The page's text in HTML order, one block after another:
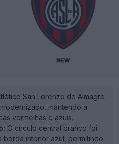
San Lorenzo de Almagro
mantendo a
vermelhas e azuis.
O círculo central branco foi
borda interior azul, permitindo